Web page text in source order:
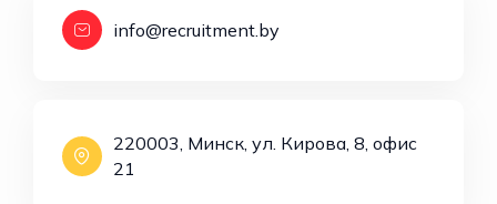
info@recruitment.by
220003, Минск, ул. Кирова, 8, офис
21